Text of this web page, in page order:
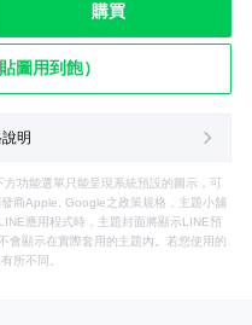
購買
圖用到飽）
明
功能選單只能呈現系統預設的圖示，可
商Apple, Google之政策規格，主題小舖
應用程式時，主題封面將顯示LINE預
會顯示在實際套用的主題內。若您使用的
所不同。